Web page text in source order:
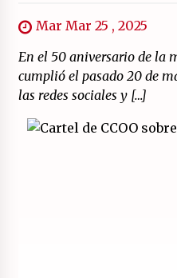
Mar Mar 25 , 2025
En el 50 aniversario de la
cumplió el pasado 20 de
las redes sociales y […]